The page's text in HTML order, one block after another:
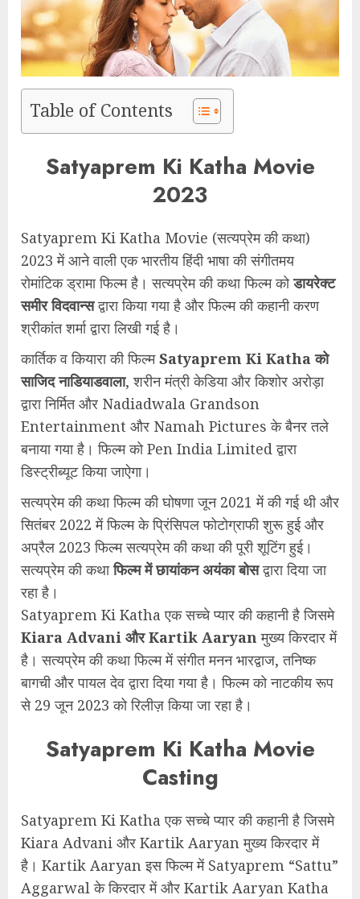
Table of Contents
Satyaprem Ki Katha Movie
2023
Satyaprem Ki Katha Movie (सत्यप्रेम की कथा)
2023 में आने वाली एक भारतीय हिंदी भाषा की संगीतमय
रोमांटिक ड्रामा फिल्म है। सत्यप्रेम की कथा फिल्म कोडायरेक्ट
समीर विदवान्सद्वारा किया गया है और फिल्म की कहानी करण
श्रीकांत शर्मा द्वारा लिखी गई है।
कार्तिक व कियारा की फिल्मSatyaprem Ki Katha को
साजिद नाडियाडवाला, शरीन मंत्री केडिया और किशोर अरोड़ा
द्वारा निर्मित और Nadiadwala Grandson
Entertainment और Namah Pictures के बैनर तले
बनाया गया है। फिल्म को Pen India Limited द्वारा
डिस्ट्रीब्यूट किया जाऐगा।
सत्यप्रेम की कथा फिल्म की घोषणा जून 2021 में की गई थी और
सितंबर 2022 में फिल्म के प्रिंसिपल फोटोग्राफी शुरू हुई और
अप्रैल 2023 फिल्म सत्यप्रेम की कथा की पूरी शूटिंग हुई।
सत्यप्रेम की कथाफिल्म में छायांकन अयंका बोसद्वारा दिया जा
रहा है।
Satyaprem Ki Katha एक सच्चे प्यार की कहानी है जिसमे
Kiara Advani और Kartik Aaryan मुख्य किरदार में
है। सत्यप्रेम की कथा फिल्म में संगीत मनन भारद्वाज, तनिष्क
बागची और पायल देव द्वारा दिया गया है। फिल्म को नाटकीय रूप
से 29 जून 2023 को रिलीज़ किया जा रहा है।
Satyaprem Ki Katha Movie
Casting
Satyaprem Ki Katha एक सच्चे प्यार की कहानी है जिसमे
Kiara Advani और Kartik Aaryan मुख्य किरदार में
है। Kartik Aaryan इस फिल्म में Satyaprem “Sattu”
Aggarwal के किरदार में और Kartik Aaryan Katha